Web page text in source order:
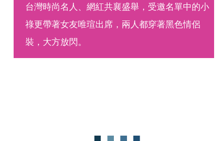
台灣時尚名人、網紅共襄盛舉，受邀名單中的小
祿更帶著女友唯瑄出席，兩人都穿著黑色情侶
裝，大方放閃。